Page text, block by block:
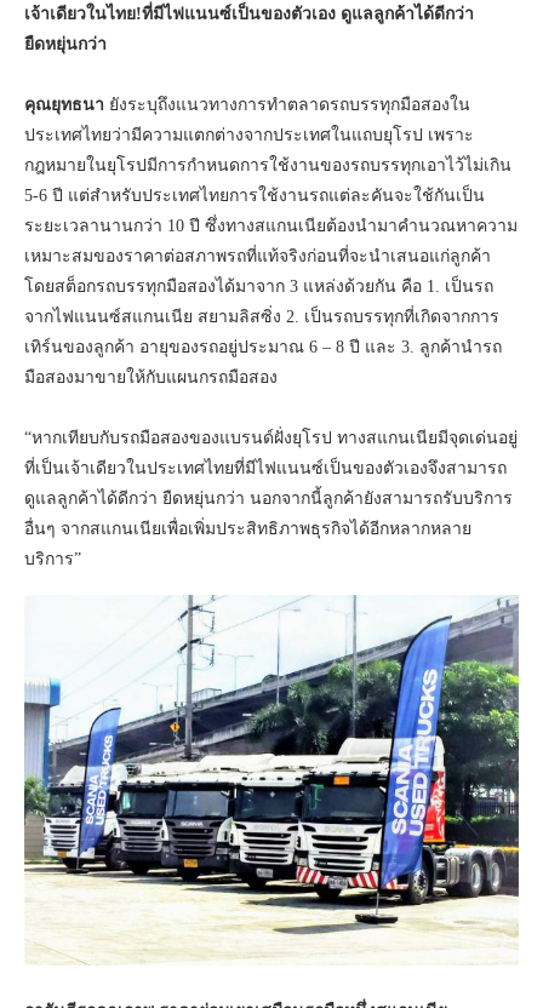
เจ้าเดียวในไทย!ที่มีไฟแนนซ์เป็นของตัวเอง ดูแลลูกค้าได้ดีกว่า
ยืดหยุ่นกว่า
คุณยุทธนา ยังระบุถึงแนวทางการทำตลาดรถบรรทุกมือสองใน
ประเทศไทยว่ามีความแตกต่างจากประเทศในแถบยุโรป เพราะ
กฎหมายในยุโรปมีการกำหนดการใช้งานของรถบรรทุกเอาไว้ไม่เกิน
5-6 ปี แต่สำหรับประเทศไทยการใช้งานรถแต่ละคันจะใช้กันเป็น
ระยะเวลานานกว่า 10 ปี ซึ่งทางสแกนเนียต้องนำมาคำนวณหาความ
เหมาะสมของราคาต่อสภาพรถที่แท้จริงก่อนที่จะนำเสนอแก่ลูกค้า
โดยสต็อกรถบรรทุกมือสองได้มาจาก 3 แหล่งด้วยกัน คือ 1. เป็นรถ
จากไฟแนนซ์สแกนเนีย สยามลิสซิ่ง 2. เป็นรถบรรทุกที่เกิดจากการ
เทิร์นของลูกค้า อายุของรถอยู่ประมาณ 6 – 8 ปี และ 3. ลูกค้านำรถ
มือสองมาขายให้กับแผนกรถมือสอง
“หากเทียบกับรถมือสองของแบรนด์ฝั่งยุโรป ทางสแกนเนียมีจุดเด่นอยู่
ที่เป็นเจ้าเดียวในประเทศไทยที่มีไฟแนนซ์เป็นของตัวเองจึงสามารถ
ดูแลลูกค้าได้ดีกว่า ยืดหยุ่นกว่า นอกจากนี้ลูกค้ายังสามารถรับบริการ
อื่นๆ จากสแกนเนียเพื่อเพิ่มประสิทธิภาพธุรกิจได้อีกหลากหลาย
บริการ”